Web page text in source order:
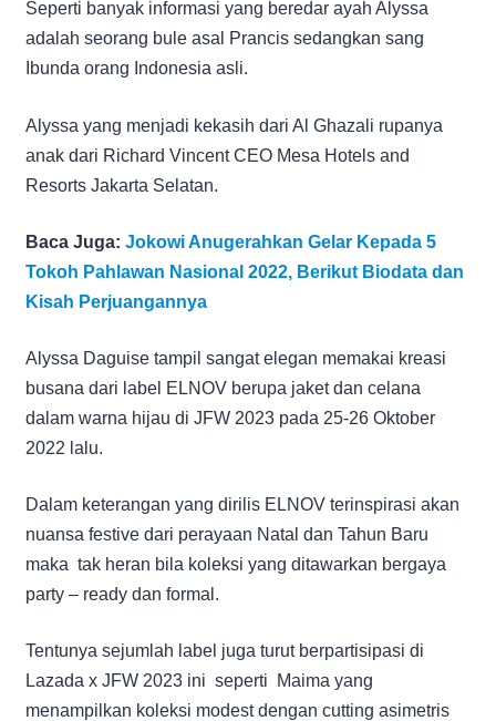
Seperti banyak informasi yang beredar ayah Alyssa
adalah seorang bule asal Prancis sedangkan sang
Ibunda orang Indonesia asli.
Alyssa yang menjadi kekasih dari Al Ghazali rupanya
anak dari Richard Vincent CEO Mesa Hotels and
Resorts Jakarta Selatan.
Baca Juga: Jokowi Anugerahkan Gelar Kepada 5
Tokoh Pahlawan Nasional 2022, Berikut Biodata dan
Kisah Perjuangannya
Alyssa Daguise tampil sangat elegan memakai kreasi
busana dari label ELNOV berupa jaket dan celana
dalam warna hijau di JFW 2023 pada 25-26 Oktober
2022 lalu.
Dalam keterangan yang dirilis ELNOV terinspirasi akan
nuansa festive dari perayaan Natal dan Tahun Baru
maka tak heran bila koleksi yang ditawarkan bergaya
party – ready dan formal.
Tentunya sejumlah label juga turut berpartisipasi di
Lazada x JFW 2023 ini seperti Maima yang
menampilkan koleksi modest dengan cutting asimetris